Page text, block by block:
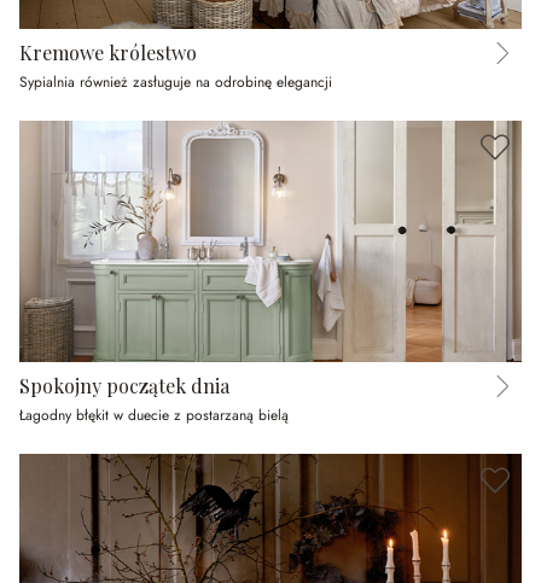
Kremowe królestwo
Sypialnia również zasługuje na odrobinę elegancji
Spokojny początek dnia
Łagodny błękit w duecie z postarzaną bielą